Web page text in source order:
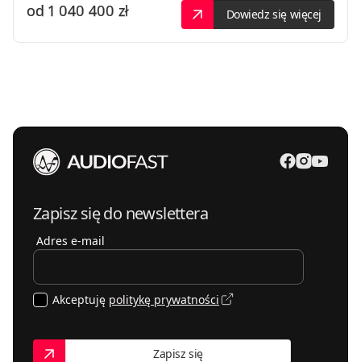
od 1 040 400 zł Dowiedz się więcej
Zapisz się do newslettera
Adres e-mail
Akceptuję politykę prywatności
Zapisz się